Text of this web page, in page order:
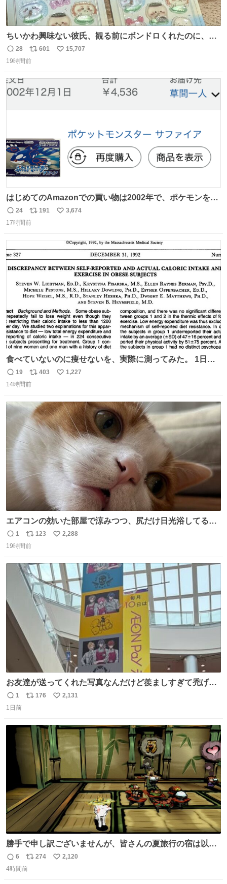
ちいかわ興味ない彼氏、観る前にボンドロくれたのに、見
た後に返却求められた。くそう。
返
信
28
リ
ポ
数
601
い
15,707
19時間前
はじめてのAmazonでの買い物は2002年で、ポケモンを買
ったようだ 24年前かぁ。
返
信
24
リ
ポ
数
191
い
3,674
17時間前
食べていないのに痩せないを、実際に測ってみた。 1日
1200kcal未満と申告しながら減量できない10人を、14日間
調査。 本人の申告は平均1028kcal/日だったが、実際の摂
51％多く見積もっていた。
返
信
19
リ
ポ
ト
数
403
い
数
1,227
14時間前
エアコンの効いた部屋で涼みつつ、尻だけ日光浴してる猫
もはや貴族じゃん！
返
信
1
リ
ポ
ト
数
123
い
数
2,288
19時間前
お友達が送ってくれた写真なんだけど羨ましすぎて禿げそ
う
返
信
1
リ
ト
数
176
い
数
2,131
1日前
勝手で申し訳ございませんが、皆さんの夏旅行の宿は以下
のルールで決めさせてもらいます！ ←この投稿が1万いい
返
信
6
リ
ポ
274
い
2,120
4時間前